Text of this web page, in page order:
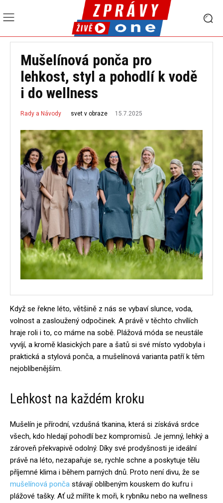
Mušelínová ponča pro
lehkost, styl a pohodlí k vodě
i do wellness
Rady a Návody svet v obraze 15.7.2025
Když se řekne léto, většině z nás se vybaví slunce, voda,
volnost a zasloužený odpočinek. A právě v těchto chvílích
hraje roli i to, co máme na sobě. Plážová móda se neustále
vyvíjí, a kromě klasických pare a šatů si své místo vydobyla i
praktická a stylová ponča, a mušelínová varianta patří k těm
nejoblíbenějším.
Lehkost na každém kroku
Mušelín je přírodní, vzdušná tkanina, která si získává srdce
všech, kdo hledají pohodlí bez kompromisů. Je jemný, lehký a
zároveň překvapivě odolný. Díky své prodyšnosti je ideální
právě na léto, nezapařuje se, rychle schne a poskytuje tělu
příjemné klima i během parných dnů. Proto není divu, že se
mušelínová ponča stávají oblíbeným kouskem do kufru i
plážové tašky. Ať už míříte k moři, k rybníku nebo na wellness